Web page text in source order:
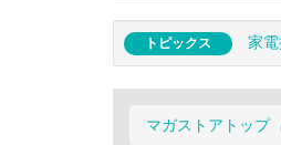
トピックス 家
マガストアトップ